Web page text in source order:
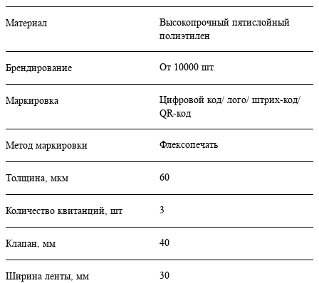
Материал
Высокопрочный пятислойный
полиэтилен
Брендирование От 10000 шт.
Маркировка
Цифровой код/ лого/ штрих-код/
QR-код
Метод маркировки Флексопечать
Толщина, мкм 60
Количество квитанций, шт 3
Клапан, мм 40
Ширина ленты, мм 30